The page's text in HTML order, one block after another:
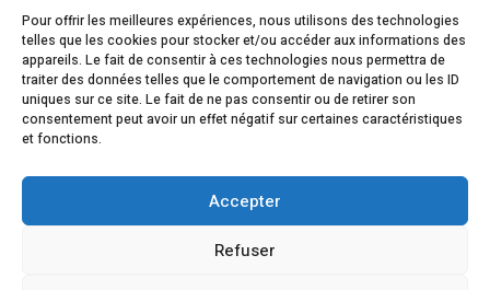
Pour offrir les meilleures expériences, nous utilisons des technologies
telles que les cookies pour stocker et/ou accéder aux informations des
appareils. Le fait de consentir à ces technologies nous permettra de
traiter des données telles que le comportement de navigation ou les ID
uniques sur ce site. Le fait de ne pas consentir ou de retirer son
consentement peut avoir un effet négatif sur certaines caractéristiques
et fonctions.
Accepter
Refuser
Je m'inscris